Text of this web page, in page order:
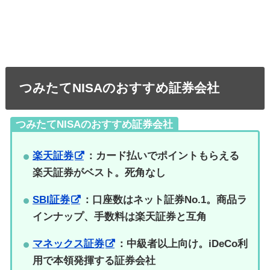
つみたてNISAのおすすめ証券会社
つみたてNISAのおすすめ証券会社
楽天証券
：カード払いでポイントもらえる
楽天証券がベスト。死角なし
SBI証券
：口座数はネット証券No.1。商品ラ
インナップ、手数料は楽天証券と互角
マネックス証券
：中級者以上向け。iDeCo利
用で本領発揮する証券会社